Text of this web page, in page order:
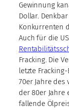
Gewinnung
Dollar.
Konkurrenten
Auch für die
Fracking. Die
letzte
70er Jahre
der 80er Jahre
fallende